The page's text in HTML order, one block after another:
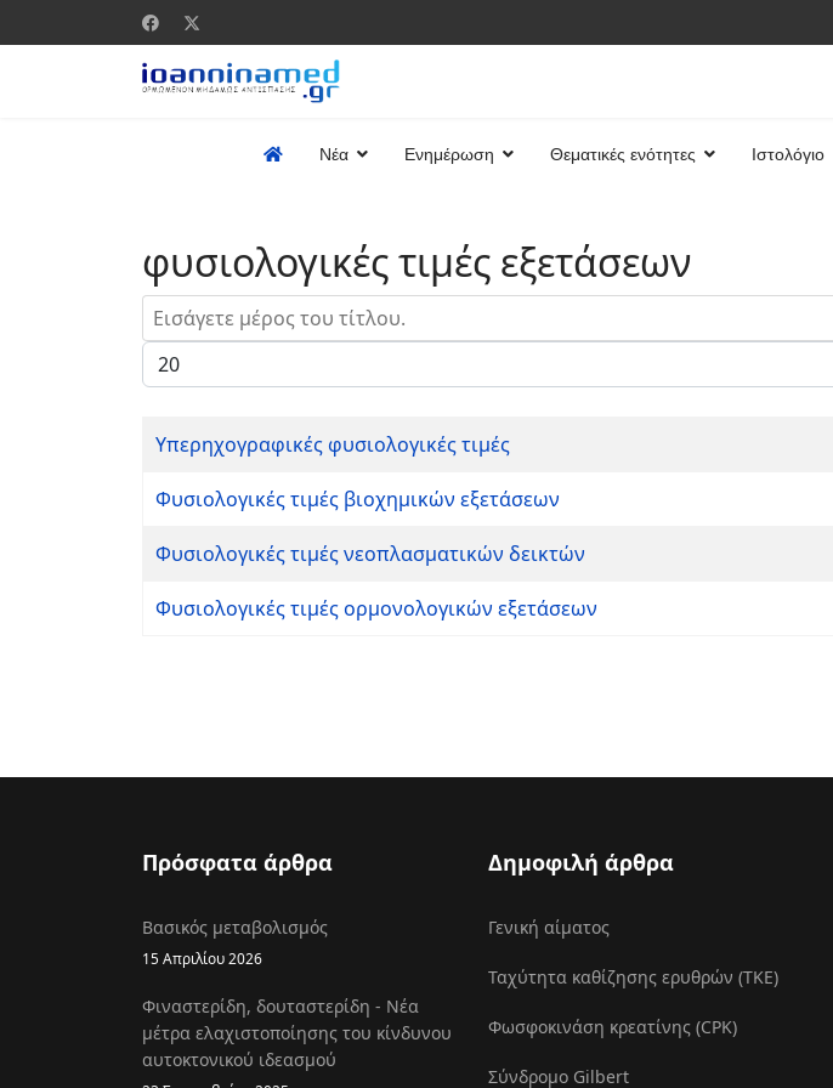
Νέα Ενημέρωση Θεματικές ενότητες Ιστολόγιο
φυσιολογικές τιμές εξετάσεων
Εισάγετε μέρος του τίτλου.
Εμφάνιση #
Υπερηχογραφικές φυσιολογικές τιμές
Φυσιολογικές τιμές βιοχημικών εξετάσεων
Φυσιολογικές τιμές νεοπλασματικών δεικτών
Φυσιολογικές τιμές ορμονολογικών εξετάσεων
Πρόσφατα άρθρα
Βασικός μεταβολισμός
15 Απριλίου 2026
Φιναστερίδη, δουταστερίδη - Νέα
μέτρα ελαχιστοποίησης του κίνδυνου
αυτοκτονικού ιδεασμού
Δημοφιλή άρθρα
Γενική αίματος
Ταχύτητα καθίζησης ερυθρών (ΤΚΕ)
Φωσφοκινάση κρεατίνης (CPK)
Σύνδρομο Gilbert